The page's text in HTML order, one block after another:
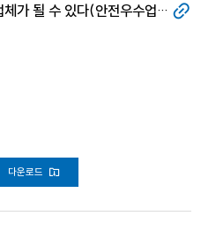
우리도 안전우수업체가 될 수 있다(안전우수업체 및 사고다발업체 비교분석 연구)
다운로드